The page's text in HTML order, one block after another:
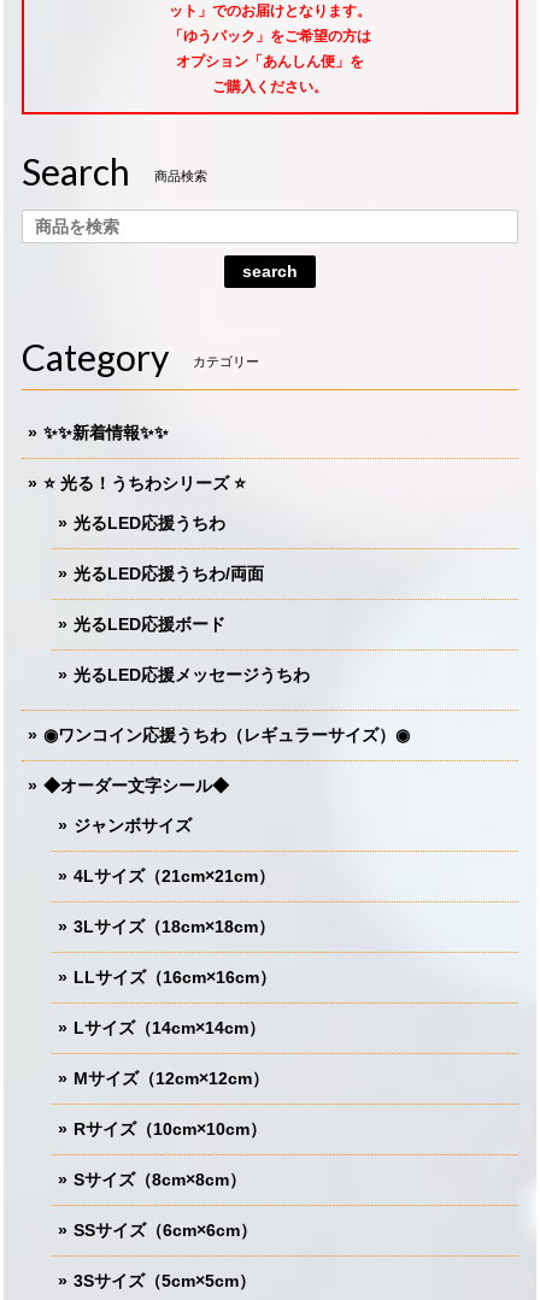
ット」でのお届けとなります。
「ゆうパック」をご希望の方は
オプション「あんしん便」 を
ご購入ください。
Search 商品検索
search
Category カテゴリー
✨✨新着情報✨✨
⭐️ 光る！うちわシリーズ ⭐️
光るLED応援うちわ
光るLED応援うちわ/両面
光るLED応援ボード
光るLED応援メッセージうちわ
◉ワンコイン応援うちわ（レギュラーサイズ）◉
◆オーダー文字シール◆
ジャンボサイズ
4Lサイズ（21cm×21cm）
3Lサイズ（18cm×18cm）
LLサイズ（16cm×16cm）
Lサイズ（14cm×14cm）
Mサイズ（12cm×12cm）
Rサイズ（10cm×10cm）
Sサイズ（8cm×8cm）
SSサイズ（6cm×6cm）
3Sサイズ（5cm×5cm）